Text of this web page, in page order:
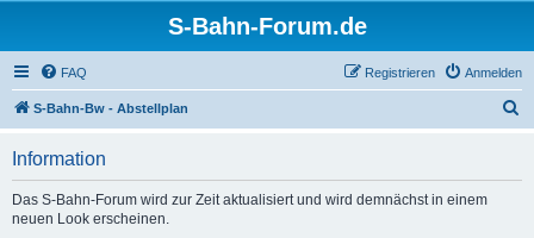
S-Bahn-Forum.de
FAQ Anmelden
Registrieren
S-Bahn-Bw - Abstellplan
Information
Das S-Bahn-Forum wird zur Zeit aktualisiert und wird demnächst in einem
neuen Look erscheinen.